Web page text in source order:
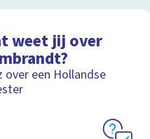
weet jij over
over een Hollandse